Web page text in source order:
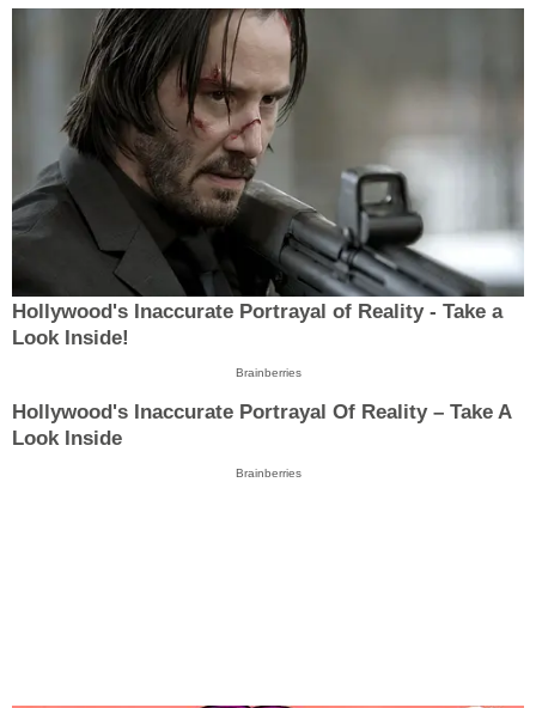
Hollywood's Inaccurate Portrayal of Reality - Take a
Look Inside!
Brainberries
Hollywood's Inaccurate Portrayal Of Reality – Take A
Look Inside
Brainberries